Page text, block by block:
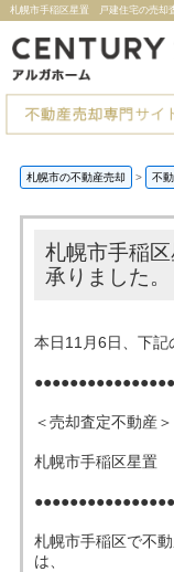
早く
札幌市の不動産売却 > 不
札幌市手稲
承りました
本日11月6日、下記
＜売却査定不動産＞
札幌市手稲区星置
札幌市手稲区で不
は、